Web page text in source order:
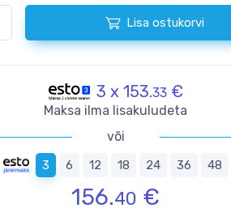
Lisa ostukorvi
3 x 153.33 €
Maksa ilma lisakuludeta
või
3 6 12 18 24 36 48
156.40 €